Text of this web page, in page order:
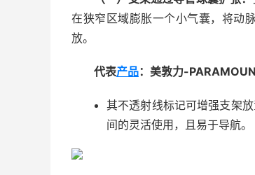
在狭窄区域膨胀一个小气囊，将动
放。
代表产品：美敦力-
其不透射线标记可增强支架
间的灵活使用，且易于导航。